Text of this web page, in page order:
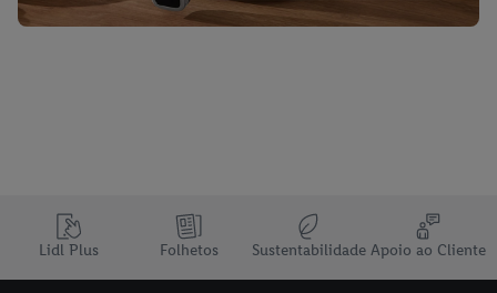
Lidl Plus Folhetos Sustentabilidade Apoio ao Cliente